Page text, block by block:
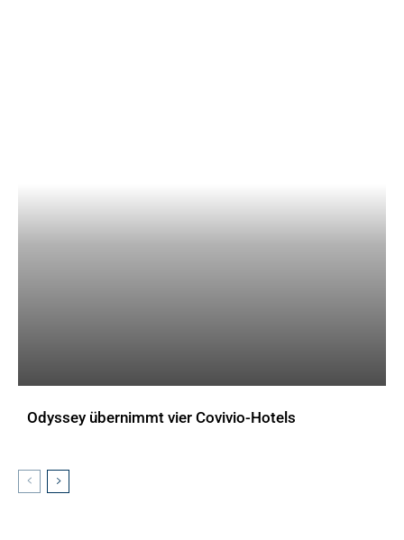
Odyssey übernimmt vier Covivio-Hotels